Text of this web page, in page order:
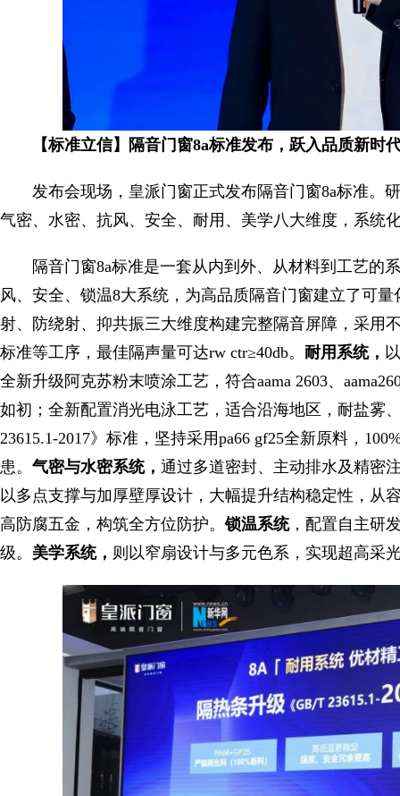
【标准立信】隔音门窗8a标准发布，跃入品质新时
发布会现场，皇派门窗正式发布隔音门窗8a标准。
气密、水密、抗风、安全、耐用、美学八大维度，系统
隔音门窗8a标准是一套从内到外、从材料到工艺的
风、安全、锁温8大系统，为高品质隔音门窗建立了可
射、防绕射、抑共振三大维度构建完整隔音屏障，采用
标准等工序，最佳隔声量可达rw ctr≥40db。 耐用系统，
全新升级阿克苏粉末喷涂工艺，符合aama 2603、
如初；全新配置消光电泳工艺，适合沿海地区，耐盐雾
23615.1-2017》标准，坚持采用pa66 gf25全新原料，
患。 气密与水密系统， 通过多道密封、主动排水及精密
以多点支撑与加厚壁厚设计，大幅提升结构稳定性，从
高防腐五金，构筑全方位防护。锁温系统，配置自主研
级。 美学系统， 则以窄扇设计与多元色系，实现超高采